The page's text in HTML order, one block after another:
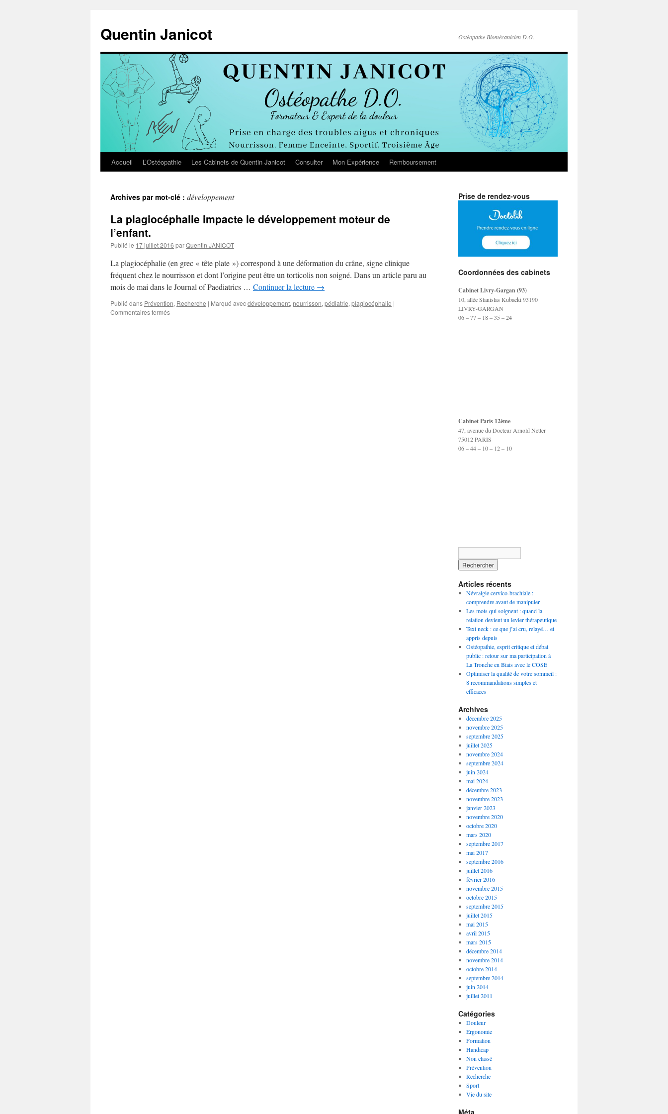
contenu
Quentin Janicot Ostéopathe Biomécanicien D.O.
Accueil L’Ostéopathie Les Cabinets de Quentin Janicot Consulter Mon Expérience Remboursement
Archives par mot-clé : développement
La plagiocéphalie impacte le développement moteur de
l’enfant.
Publié le 17 juillet 2016 parQuentin JANICOT
La plagiocéphalie (en grec « tête plate ») correspond à une déformation du crâne, signe clinique
fréquent chez le nourrisson et dont l’origine peut être un torticolis non soigné. Dans un article paru au
mois de mai dans le Journal of Paediatrics … Continuer la lecture →
Publié dans Prévention, Recherche | Marqué avecdéveloppement, nourrisson, pédiatrie, plagiocéphalie |
Commentaires ferméssur
Prise de rendez-vous
Coordonnées des cabinets
Cabinet Livry-Gargan (93)
10, allée Stanislas Kubacki 93190
LIVRY-GARGAN
06 – 77 – 18 – 35 – 24
Cabinet Paris 12ème
47, avenue du Docteur Arnold Netter
75012 PARIS
06 – 44 – 10 – 12 – 10
Articles récents
Névralgie cervico-brachiale :
comprendre avant de manipuler
Les mots qui soignent : quand la
relation devient un levier thérapeutique
Text neck : ce que j’ai cru, relayé… et
appris depuis
Ostéopathie, esprit critique et débat
public : retour sur ma participation à
La Tronche en Biais avec le COSE
Optimiser la qualité de votre sommeil :
8 recommandations simples et
efficaces
Archives
décembre 2025
novembre 2025
septembre 2025
juillet 2025
novembre 2024
septembre 2024
juin 2024
mai 2024
décembre 2023
novembre 2023
janvier 2023
novembre 2020
octobre 2020
mars 2020
septembre 2017
mai 2017
septembre 2016
juillet 2016
février 2016
novembre 2015
octobre 2015
septembre 2015
juillet 2015
mai 2015
avril 2015
mars 2015
décembre 2014
novembre 2014
octobre 2014
septembre 2014
juin 2014
juillet 2011
Catégories
Douleur
Ergonomie
Formation
Handicap
Non classé
Prévention
Recherche
Sport
Vie du site
Méta